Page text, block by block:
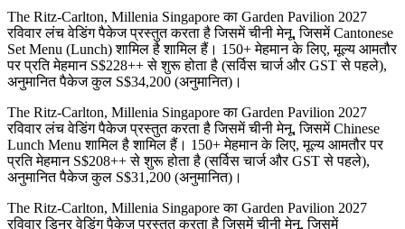
The Ritz-Carlton, Millenia Singapore का Garden Pavilion 2027
रविवार लंच वेडिंग पैकेज प्रस्तुत करता है जिसमें चीनी मेनू, जिसमें Cantonese
Set Menu (Lunch) शामिल है शामिल हैं। 150+ मेहमान के लिए, मूल्य आमतौर
पर प्रति मेहमान S$228++ से शुरू होता है (सर्विस चार्ज और GST से पहले),
अनुमानित पैकेज कुल S$34,200 (अनुमानित)।
The Ritz-Carlton, Millenia Singapore का Garden Pavilion 2027
रविवार लंच वेडिंग पैकेज प्रस्तुत करता है जिसमें चीनी मेनू, जिसमें Chinese
Lunch Menu शामिल है शामिल हैं। 150+ मेहमान के लिए, मूल्य आमतौर पर
प्रति मेहमान S$208++ से शुरू होता है (सर्विस चार्ज और GST से पहले),
अनुमानित पैकेज कुल S$31,200 (अनुमानित)।
The Ritz-Carlton, Millenia Singapore का Garden Pavilion 2027
रविवार डिनर वेडिंग पैकेज प्रस्तुत करता है जिसमें चीनी मेनू, जिसमें